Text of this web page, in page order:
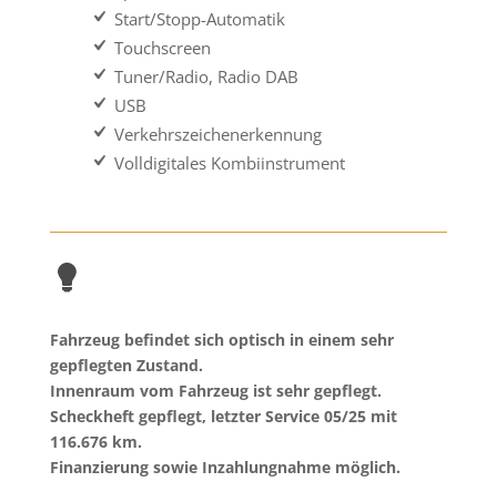
Start/Stopp-Automatik
Touchscreen
Tuner/Radio, Radio DAB
USB
Verkehrszeichenerkennung
Volldigitales Kombiinstrument
Fahrzeug befindet sich optisch in einem sehr
gepflegten Zustand.
Innenraum vom Fahrzeug ist sehr gepflegt.
Scheckheft gepflegt, letzter Service 05/25 mit
116.676 km.
Finanzierung sowie Inzahlungnahme möglich.